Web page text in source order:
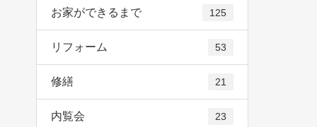
お家ができるまで 125
リフォーム 53
修繕 21
内覧会 23